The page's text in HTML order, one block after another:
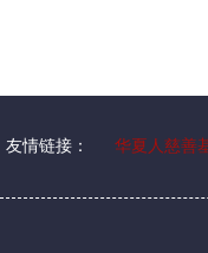
友情链接： 华夏人慈善